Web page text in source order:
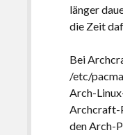
länger
die Zeit
Bei
/etc/
Arch-
Archcraft-
den Arch-